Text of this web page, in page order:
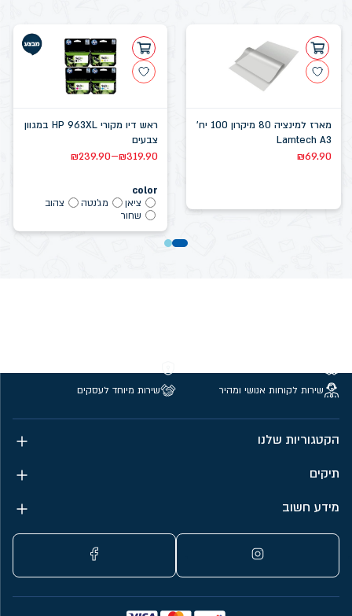
מארז למינציה 80 מיקרון 100 יח'
Lamtech A3
₪69.90
ראש דיו מקורי HP 963XL במגוון
צבעים
₪239.90–₪319.90
color
ציאן
מג'נטה
צהוב
שחור
שירות לקוחות אנושי ומהיר
שירות מיוחד לעסקים
הקטגוריות שלנו
תיקים
מידע חשוב